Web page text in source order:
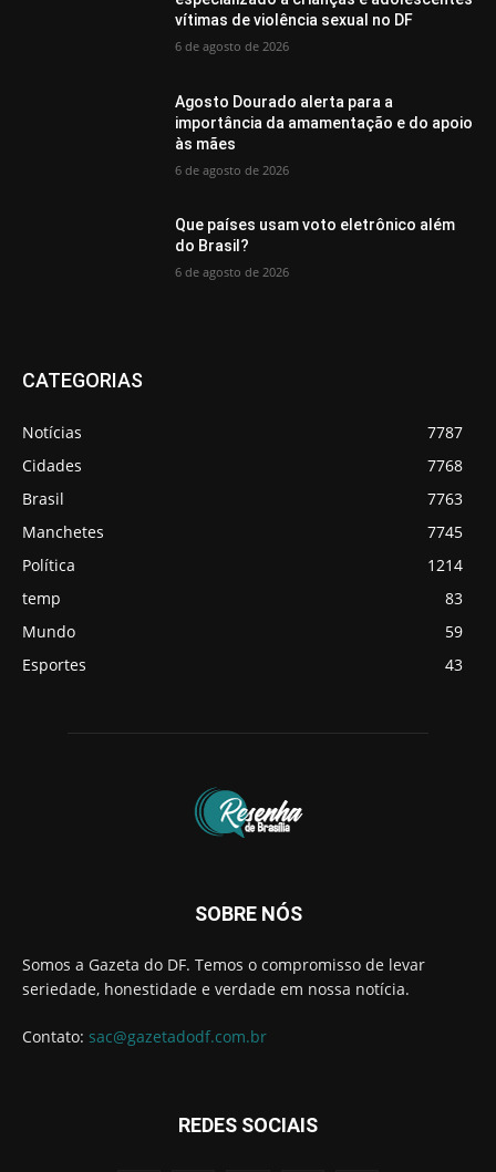
vítimas de violência sexual no DF
6 de agosto de 2026
Agosto Dourado alerta para a
importância da amamentação e do apoio
às mães
6 de agosto de 2026
Que países usam voto eletrônico além
do Brasil?
6 de agosto de 2026
CATEGORIAS
Notícias
7787
Cidades
7768
Brasil
7763
Manchetes
7745
Política
1214
temp
83
Mundo
59
Esportes
43
SOBRE NÓS
Somos a Gazeta do DF. Temos o compromisso de levar
seriedade, honestidade e verdade em nossa notícia.
Contato: sac@gazetadodf.com.br
REDES SOCIAIS